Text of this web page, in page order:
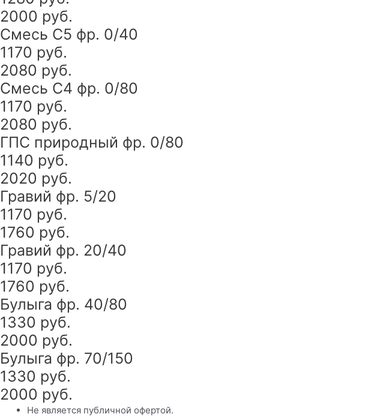
2000 руб.
Смесь С5 фр. 0/40
1170 руб.
2080 руб.
Смесь С4 фр. 0/80
1170 руб.
2080 руб.
ГПС природный фр. 0/80
1140 руб.
2020 руб.
Гравий фр. 5/20
1170 руб.
1760 руб.
Гравий фр. 20/40
1170 руб.
1760 руб.
Булыга фр. 40/80
1330 руб.
2000 руб.
Булыга фр. 70/150
1330 руб.
2000 руб.
Не является публичной офертой.